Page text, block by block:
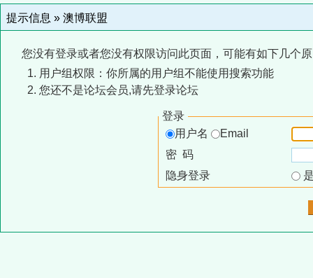
提示信息 » 澳博联盟
您没有登录或者您没有权限访问此页面，可能有如下几个
用户组权限：你所属的用户组不能使用搜索功能
您还不是论坛会员,请先登录论坛
登录
用户名
Email
密 码
隐身登录